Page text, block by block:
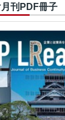
刊PDF冊子